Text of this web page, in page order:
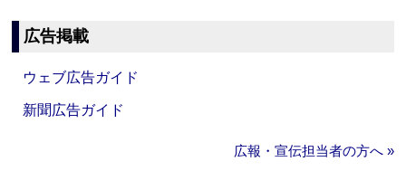
広告掲載
ウェブ広告ガイド
新聞広告ガイド
広報・宣伝担当者の方へ »